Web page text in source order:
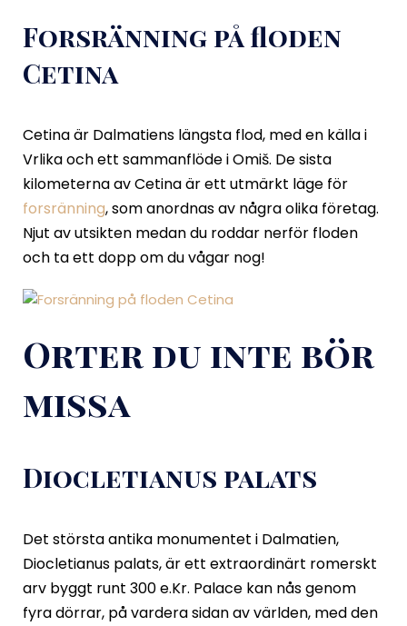
Forsränning på floden
Cetina
Cetina är Dalmatiens längsta flod, med en källa i
Vrlika och ett sammanflöde i Omiš. De sista
kilometerna av Cetina är ett utmärkt läge för
forsränning, som anordnas av några olika företag.
Njut av utsikten medan du roddar nerför floden
och ta ett dopp om du vågar nog!
Orter du inte bör
missa
Diocletianus palats
Det största antika monumentet i Dalmatien,
Diocletianus palats, är ett extraordinärt romerskt
arv byggt runt 300 e.Kr. Palace kan nås genom
fyra dörrar, på vardera sidan av världen, med den